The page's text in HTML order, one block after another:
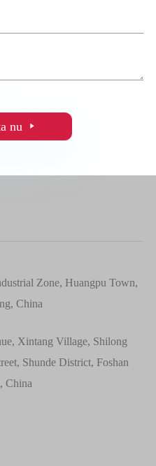
nu 
Zone, Huangpu Town,
China
Xintang Village, Shilong
Shunde District, Foshan
China